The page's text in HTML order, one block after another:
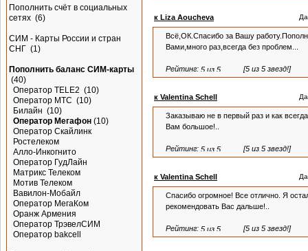
Пополнить счёт в социальных
сетях (6)
СИМ - Карты России и стран
СНГ (1)
Пополнить баланс СИМ-карты
(40)
Оператор TELE2 (10)
Оператор МТС (10)
Билайн (10)
Оператор Мегафон (10)
Оператор Скайлинк
Ростелеком
Алло-Инкогнито
Оператор ГудЛайн
Матрикс Телеком
Мотив Телеком
Вавилон-Мобайл
Оператор МегаКом
Оранж Армения
Оператор ТрэвелСИМ
Оператор bakcell
к Liza Aoucheva
Всё,ОК.Спасибо за Вашу
Вами,много раз,всегда без проблем...
Рейтинг: [5 из 5 звезд!]
к Valentina Schell
Заказываю не в первый раз и как
Вам большое!..
Рейтинг: [5 из 5 звезд!]
к Valentina Schell
Спасибо огромное! Все отлично. Я
рекомендовать Вас дальше!..
Рейтинг: [5 из 5 звезд!]